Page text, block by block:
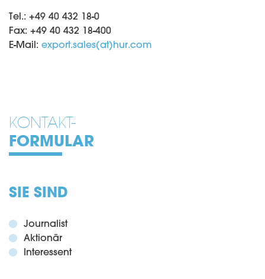
Tel.: +49 40 432 18-0
Fax: +49 40 432 18-400
E-Mail: export.sales(at)hur.com
KONTAKT-
FORMULAR
SIE SIND
Journalist
Aktionär
Interessent